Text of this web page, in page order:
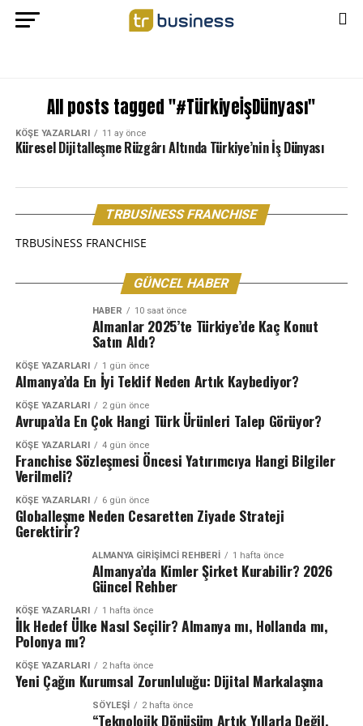
All posts tagged "#TürkiyeİşDünyası"
KÖŞE YAZARLARI 11 ay önce
Küresel Dijitalleşme Rüzgârı Altında Türkiye’nin İş Dünyası
TRBUSİNESS FRANCHISE
TRBUSİNESS FRANCHISE
GÜNCEL HABER
HABER 10 saat önce
Almanlar 2025’te Türkiye’de Kaç Konut
Satın Aldı?
KÖŞE YAZARLARI 1 gün önce
Almanya’da En İyi Teklif Neden Artık Kaybediyor?
KÖŞE YAZARLARI 2 gün önce
Avrupa’da En Çok Hangi Türk Ürünleri Talep Görüyor?
KÖŞE YAZARLARI 4 gün önce
Franchise Sözleşmesi Öncesi Yatırımcıya Hangi Bilgiler
Verilmeli?
KÖŞE YAZARLARI 6 gün önce
Globalleşme Neden Cesaretten Ziyade Strateji
Gerektirir?
ALMANYA GIRIŞIMCI REHBERI 1 hafta önce
Almanya’da Kimler Şirket Kurabilir? 2026
Güncel Rehber
KÖŞE YAZARLARI 1 hafta önce
İlk Hedef Ülke Nasıl Seçilir? Almanya mı, Hollanda mı,
Polonya mı?
KÖŞE YAZARLARI 2 hafta önce
Yeni Çağın Kurumsal Zorunluluğu: Dijital Markalaşma
SÖYLEŞİ 2 hafta önce
“Teknolojik Dönüşüm Artık Yıllarla Değil,